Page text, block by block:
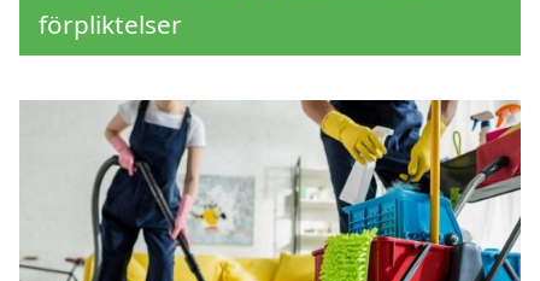
förpliktelser